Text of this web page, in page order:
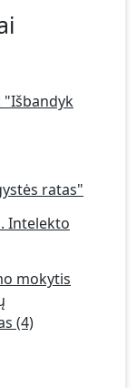
"Išbandyk
ratas"
Intelekto
mokytis
(4)